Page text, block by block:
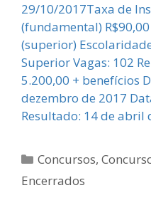
29/10/2017Taxa de
(fundamental)
(superior)
Superior Vagas: 102
5.200,00 + benefícios
dezembro de 2017
Resultado: 14 de abril
Categorias
Concursos,
Encerrados